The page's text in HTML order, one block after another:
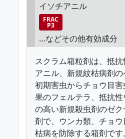
イソチアニル
FRAC
P3
…などその他有効成分
スクラム箱粒剤は、抵
アニル、新規紋枯病剤の
初期害虫からチョウ目
果のフェルテラ、抵抗
の高い新規殺虫剤のゼ
剤で、ウンカ類、チョ
枯病を防除する箱剤です。